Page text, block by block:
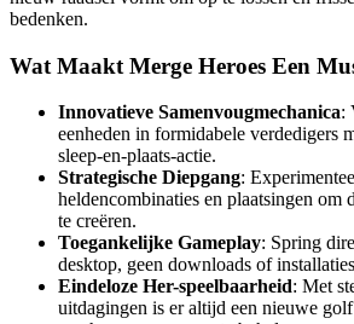
bedenken.
Wat Maakt Merge Heroes Een
Innovatieve Samenvougmechanica:
eenheden in formidabele verdedigers
sleep-en-plaats-actie.
Strategische Diepgang:
heldencombinaties en plaatsingen om
te creëren.
Toegankelijke Gameplay: Spring
desktop, geen downloads of
Eindeloze Her-speelbaarheid: Met
uitdagingen is er altijd een nieuwe